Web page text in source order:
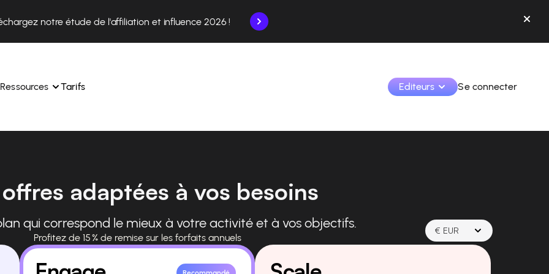
notre étude de l'affiliation et influence 2026 !
toute de vos affiliés en toute
Ressources
Affilae.
Découvrez pourquoi les marques choisissent Affilae
Suivez nos conseils, actus et tendances du secteur.
Tarifs Editeurs
Identifier les marques et monétiser vos contenus
Apprenez à utiliser la plateforme pas à pas.
Se connecter
adaptées à vos besoins
qui correspond le mieux à votre activité et à vos objectifs. € EUR
Profitez de 15 % de remise sur les forfaits annuels